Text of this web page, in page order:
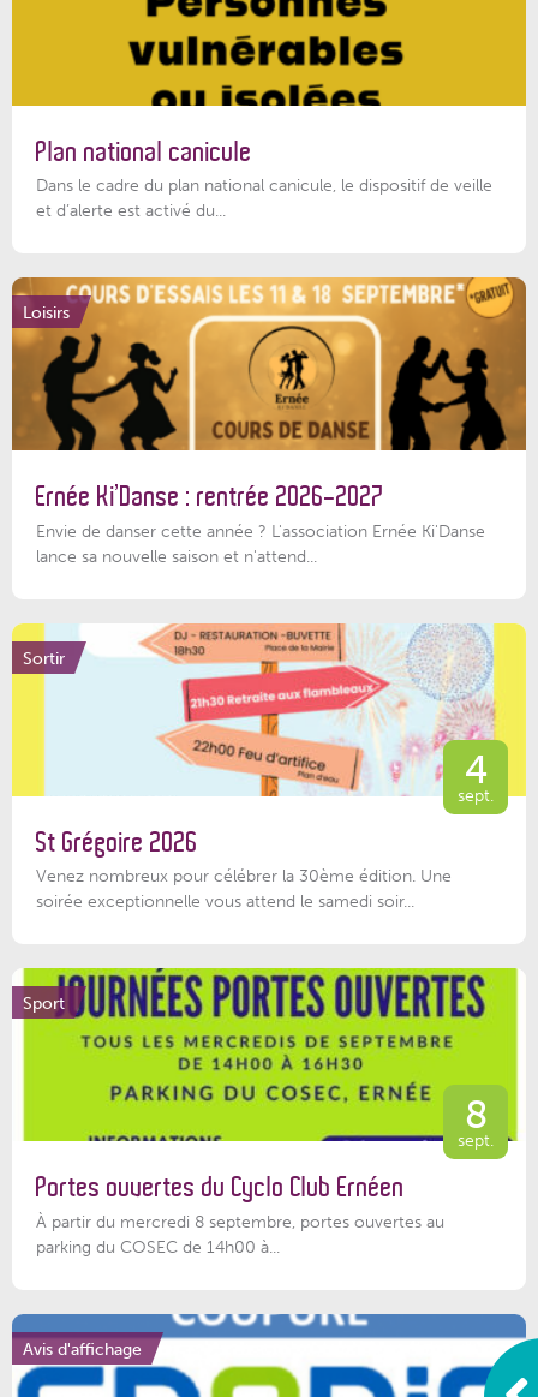
Plan national canicule
Dans le cadre du plan national canicule, le dispositif de veille
et d’alerte est activé du...
Loisirs
Ernée Ki’Danse : rentrée 2026-2027
Envie de danser cette année ? L'association Ernée Ki'Danse
lance sa nouvelle saison et n'attend...
Sortir
4
sept.
St Grégoire 2026
Venez nombreux pour célébrer la 30ème édition. Une
soirée exceptionnelle vous attend le samedi soir...
Sport
8
sept.
Portes ouvertes du Cyclo Club Ernéen
À partir du mercredi 8 septembre, portes ouvertes au
parking du COSEC de 14h00 à...
Avis d'affichage